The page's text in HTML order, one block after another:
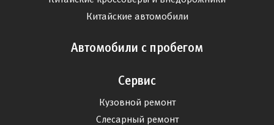
Китайские автомобили
Автомобили с пробегом
Сервис
Кузовной ремонт
Слесарный ремонт